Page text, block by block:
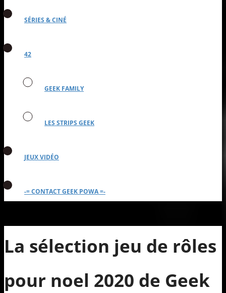
SÉRIES & CINÉ
42
GEEK FAMILY
LES STRIPS GEEK
JEUX VIDÉO
-= CONTACT GEEK POWA =-
La sélection jeu de rôles
pour noel 2020 de Geek